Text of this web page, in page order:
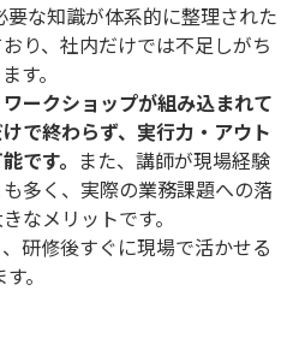
要な知識が体系的に整理された
り、社内だけでは不足しがち
す。
ークショップが組み込まれて
で終わらず、実行力・アウト
です。 また、講師が現場経験
多く、実際の業務課題への落
なメリットです。
研修後すぐに現場で活かせる
。